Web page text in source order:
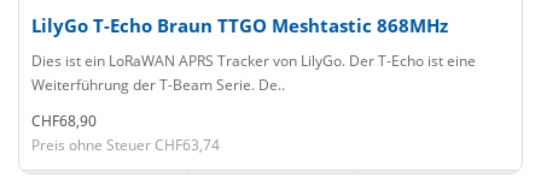
LilyGo T-Echo Braun TTGO Meshtastic 868MHz
Dies ist ein LoRaWAN APRS Tracker von LilyGo. Der T-Echo ist eine
Weiterführung der T-Beam Serie. De..
CHF68,90
Preis ohne Steuer CHF63,74